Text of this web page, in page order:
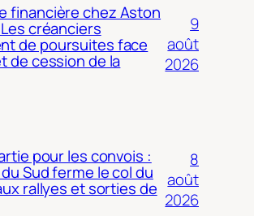
financière chez Aston
créanciers
de poursuites face
de cession de la
9
août
2026
pour les convois :
Sud ferme le col du
rallyes et sorties de
8
août
2026